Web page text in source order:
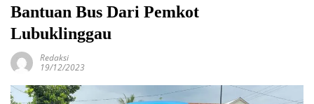
Bantuan Bus Dari Pemkot
Lubuklinggau
Redaksi
19/12/2023